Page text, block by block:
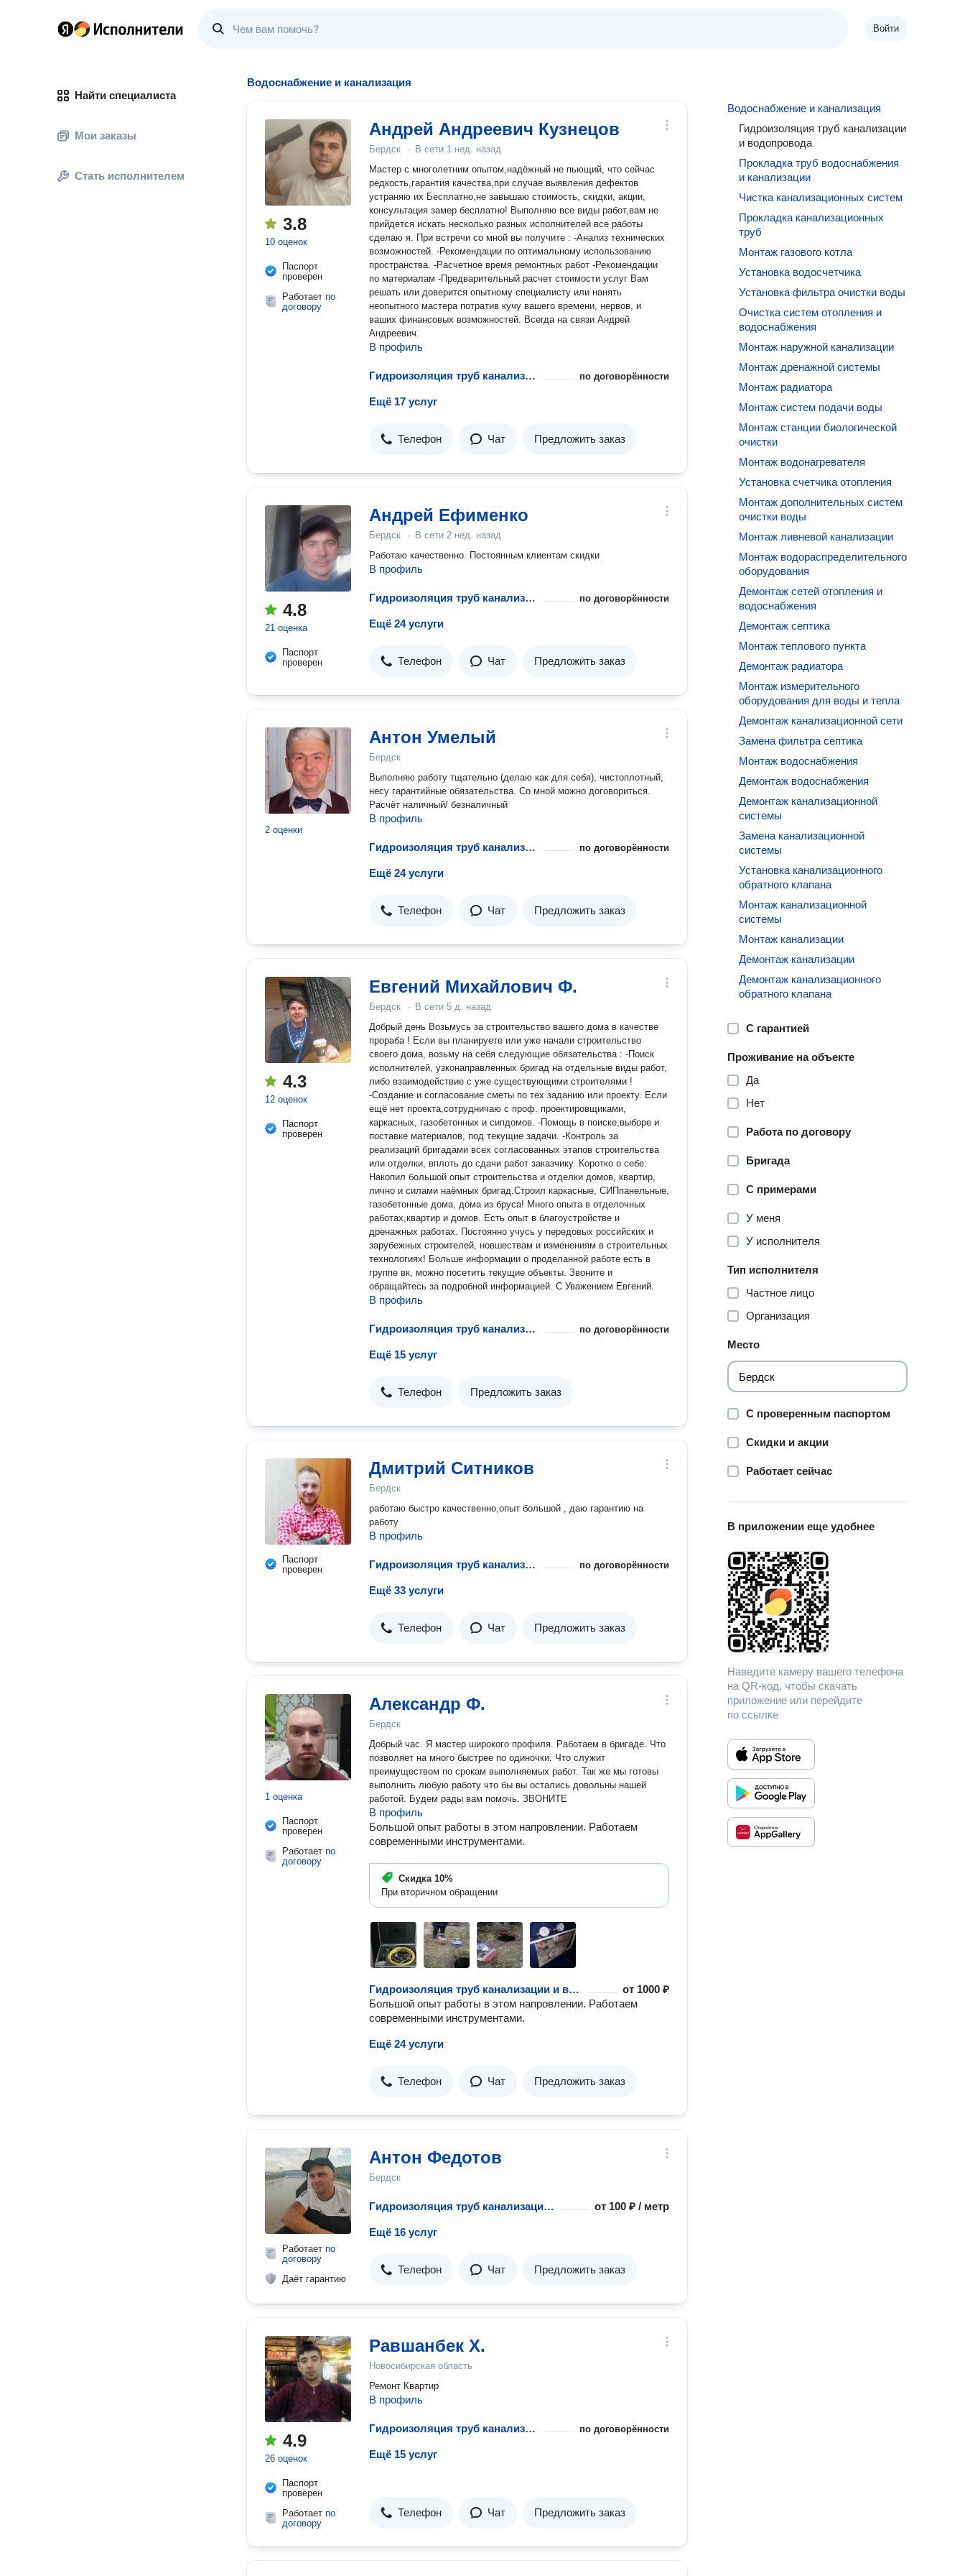
Войти
Найти специалиста
Мои заказы
Стать исполнителем
Водоснабжение и канализация
3.8
10 оценок
Паспорт
проверен
Работает по
договору
Андрей Андреевич Кузнецов
Бердск · В сети 1 нед. назад
Мастер с многолетним опытом,надёжный не пьющий, что сейчас
редкость,гарантия качества,при случае выявления дефектов
устраняю их Бесплатно,не завышаю стоимость, скидки, акции,
консультация замер бесплатно! Выполняю все виды работ,вам не
прийдется искать несколько разных исполнителей все работы
сделаю я. При встречи со мной вы получите : -Анализ технических
возможностей. -Рекомендации по оптимальному использованию
пространства. -Расчетное время ремонтных работ -Рекомендации
по материалам -Предварительный расчет стоимости услуг Вам
решать или доверится опытному специалисту или нанять
неопытного мастера потратив кучу вашего времени, нервов, и
ваших финансовых возможностей. Всегда на связи Андрей
Андреевич.
В профиль
Гидроизоляция труб канализации и водопровода по договорённости
Ещё 17 услуг
Телефон Чат Предложить заказ
4.8
21 оценка
Паспорт
проверен
Андрей Ефименко
Бердск · В сети 2 нед. назад
Работаю качественно. Постоянным клиентам скидки
В профиль
Гидроизоляция труб канализации и водопровода по договорённости
Ещё 24 услуги
Телефон Чат Предложить заказ
2 оценки
Антон Умелый
Бердск
Выполняю работу тщательно (делаю как для себя), чистоплотный,
несу гарантийные обязательства. Со мной можно договориться.
Расчёт наличный/ безналичный
В профиль
Гидроизоляция труб канализации и водопровода по договорённости
Ещё 24 услуги
Телефон Чат Предложить заказ
4.3
12 оценок
Паспорт
проверен
Евгений Михайлович Ф.
Бердск · В сети 5 д. назад
Добрый день Возьмусь за строительство вашего дома в качестве
прораба ! Если вы планируете или уже начали строительство
своего дома, возьму на себя следующие обязательства : -Поиск
исполнителей, узконаправленных бригад на отдельные виды работ,
либо взаимодействие с уже существующими строителями !
-Создание и согласование сметы по тех заданию или проекту. Если
ещё нет проекта,сотрудничаю с проф. проектировщиками,
каркасных, газобетонных и сипдомов. -Помощь в поиске,выборе и
поставке материалов, под текущие задачи. -Контроль за
реализаций бригадами всех согласованных этапов строительства
или отделки, вплоть до сдачи работ заказчику. Коротко о себе:
Накопил большой опыт строительства и отделки домов, квартир,
лично и силами наёмных бригад.Строил каркасные, СИПпанельные,
газобетонные дома, дома из бруса! Много опыта в отделочных
работах,квартир и домов. Есть опыт в благоустройстве и
дренажных работах. Постоянно учусь у передовых российских и
зарубежных строителей, новшествам и изменениям в строительных
технологиях! Больше информации о проделанной работе есть в
группе вк, можно посетить текущие объекты. Звоните и
обращайтесь за подробной информацией. С Уважением Евгений.
В профиль
Гидроизоляция труб канализации и водопровода по договорённости
Ещё 15 услуг
Телефон Предложить заказ
Паспорт
проверен
Дмитрий Ситников
Бердск
работаю быстро качественно,опыт большой , даю гарантию на
работу
В профиль
Гидроизоляция труб канализации и водопровода по договорённости
Ещё 33 услуги
Телефон Чат Предложить заказ
1 оценка
Паспорт
проверен
Работает по
договору
Александр Ф.
Бердск
Добрый час. Я мастер широкого профиля. Работаем в бригаде. Что
позволяет на много быстрее по одиночки. Что служит
преимуществом по срокам выполняемых работ. Так же мы готовы
выполнить любую работу что бы вы остались довольны нашей
работой. Будем рады вам помочь. ЗВОНИТЕ
В профиль
Большой опыт работы в этом напровлении. Работаем
современными инструментами.
Скидка 10%
При вторичном обращении
Гидроизоляция труб канализации и водопровода от 1000 ₽
Большой опыт работы в этом напровлении. Работаем
современными инструментами.
Ещё 24 услуги
Телефон Чат Предложить заказ
Работает по
договору
Даёт гарантию
Антон Федотов
Бердск
Гидроизоляция труб канализации и водопровода от 100 ₽ / метр
Ещё 16 услуг
Телефон Чат Предложить заказ
4.9
26 оценок
Паспорт
проверен
Работает по
договору
Равшанбек Х.
Новосибирская область
Ремонт Квартир
В профиль
Гидроизоляция труб канализации и водопровода по договорённости
Ещё 15 услуг
Телефон Чат Предложить заказ
Водоснабжение и канализация
Гидроизоляция труб канализации
и водопровода
Прокладка труб водоснабжения
и канализации
Чистка канализационных систем
Прокладка канализационных
труб
Монтаж газового котла
Установка водосчетчика
Установка фильтра очистки воды
Очистка систем отопления и
водоснабжения
Монтаж наружной канализации
Монтаж дренажной системы
Монтаж радиатора
Монтаж систем подачи воды
Монтаж станции биологической
очистки
Монтаж водонагревателя
Установка счетчика отопления
Монтаж дополнительных систем
очистки воды
Монтаж ливневой канализации
Монтаж водораспределительного
оборудования
Демонтаж сетей отопления и
водоснабжения
Демонтаж септика
Монтаж теплового пункта
Демонтаж радиатора
Монтаж измерительного
оборудования для воды и тепла
Демонтаж канализационной сети
Замена фильтра септика
Монтаж водоснабжения
Демонтаж водоснабжения
Демонтаж канализационной
системы
Замена канализационной
системы
Установка канализационного
обратного клапана
Монтаж канализационной
системы
Монтаж канализации
Демонтаж канализации
Демонтаж канализационного
обратного клапана
С гарантией
Проживание на объекте
Да
Нет
Работа по договору
Бригада
С примерами
У меня
У исполнителя
Тип исполнителя
Частное лицо
Организация
Место
С проверенным паспортом
Скидки и акции
Работает сейчас
В приложении еще удобнее
Наведите камеру вашего телефона
на QR-код, чтобы скачать
приложение или перейдите
по ссылке